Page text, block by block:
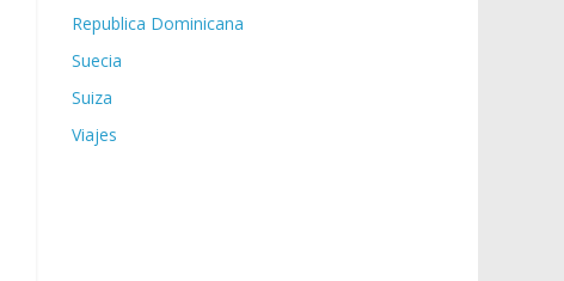
Republica Dominicana
Suecia
Suiza
Viajes